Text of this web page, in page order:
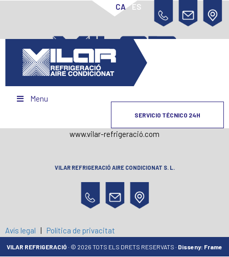
CA ES
Menu
SERVICIO TÉCNICO 24H
info@vilar-refrigeracio.com
www.vilar-refrigeració.com
VILAR REFRIGERACIÓ AIRE CONDICIONAT S. L.
Avís legal | Política de privacitat
VILAR REFRIGERACIÓ · © 2026 TOTS ELS DRETS RESERVATS · Disseny: Frame